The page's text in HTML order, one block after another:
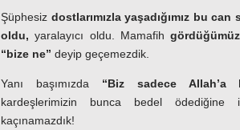
Şüphesiz dostlarımızla yaşadığımız bu
oldu, yaralayıcı oldu. Mamafih
“bize ne” deyip geçemezdik.
Yanı başımızda “Biz sadece Allah’a
kardeşlerimizin bunca bedel ödediğine
kaçınamazdık!